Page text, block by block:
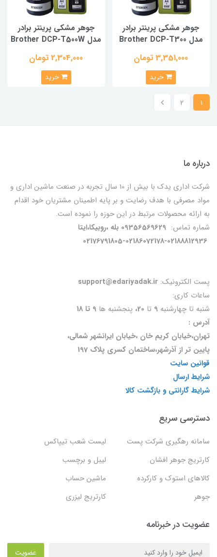
جوهر مشکی پرینتر برادر
مدل Brother DCP-T300
3,351,000 تومان
خرید
جوهر مشکی پرینتر برادر
مدل Brother DCP-T500W
2,304,000 تومان
خرید
1
2
درباره ما
شرکت اداری یدک با بیش از 10 سال تجربه در صنعت ماشین اداری و
مواد مصرفی با هدف رضایت و بر پایه اطمینان مشتریان خود اقدام
به ارائه محصولات مرتبط در این حوزه را نموده است.
شماره تماس: 09356569629 بله ،روبیکا،ایتا
02176791805-02186072178-02188812936
پست الکترونیک:
ساعات کاری:
شنبه تا چهارشنبه 9 تا 20، پنجشنبه ها
آدرس :
تهران،خیابان کریم خان ،خیابان ایرانشهر شمالی،
پایین تر از آذرشهر،ساختمان کسری پلاک 197
قوانین سایت
شرایط ارسال
شرایط گارانتی و بازگشت کالا
دسترسی سریع
سامانه رهگیری شرکت پست
لیست شعب تیپاکس
کارتریج جوهر افشان
لیبل و برچسب
کالاهای استوک و کارکرده
ماشین حساب
جوهر
کارتریج لیزری
عضویت در خبرنامه
عضویت